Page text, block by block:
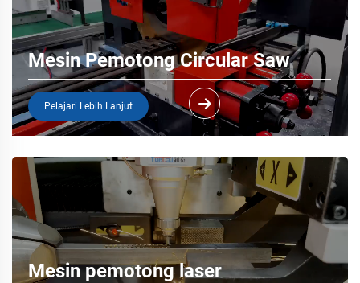
Mesin Pemotong Circular Saw
Pelajari Lebih Lanjut
Mesin pemotong laser